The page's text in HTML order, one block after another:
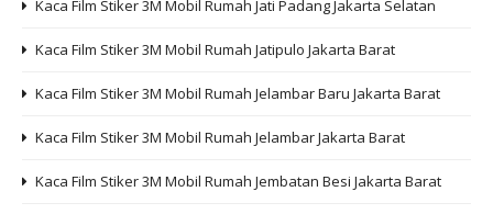
Kaca Film Stiker 3M Mobil Rumah Jati Padang Jakarta Selatan
Kaca Film Stiker 3M Mobil Rumah Jatipulo Jakarta Barat
Kaca Film Stiker 3M Mobil Rumah Jelambar Baru Jakarta Barat
Kaca Film Stiker 3M Mobil Rumah Jelambar Jakarta Barat
Kaca Film Stiker 3M Mobil Rumah Jembatan Besi Jakarta Barat